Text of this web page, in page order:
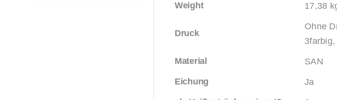
Weight
17,38
Druck
Ohne
Material SAN
Eichung Ja